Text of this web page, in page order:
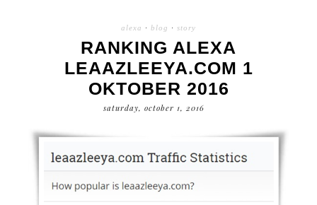
alexa · blog · story
RANKING ALEXA
LEAAZLEEYA.COM 1
OKTOBER 2016
saturday, october 1, 2016